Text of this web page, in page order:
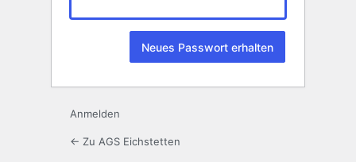
Anmelden
← Zu AGS Eichstetten